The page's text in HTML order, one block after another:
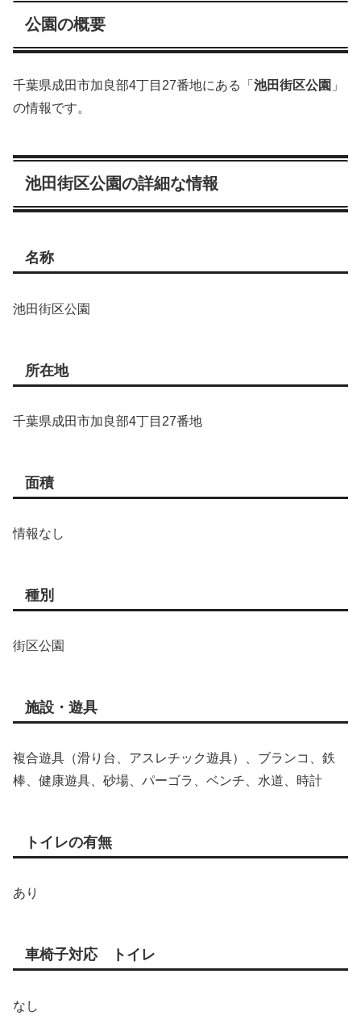
公園の概要
千葉県成田市加良部4丁目27番地にある「 池田街区公園 」
の情報です。
池田街区公園の詳細な情報
名称
池田街区公園
所在地
千葉県成田市加良部4丁目27番地
面積
情報なし
種別
街区公園
施設・遊具
複合遊具（滑り台、アスレチック遊具）、ブランコ、鉄
棒、健康遊具、砂場、パーゴラ、ベンチ、水道、時計
トイレの有無
あり
車椅子対応 トイレ
なし